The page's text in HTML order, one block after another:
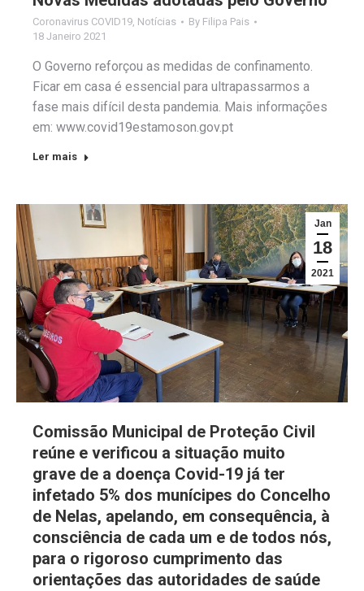
Coronavirus COVID19 Notícias By Filipa Pais
18 Janeiro 2021
O Governo reforçou as medidas de confinamento.
Ficar em casa é essencial para ultrapassarmos a
fase mais difícil desta pandemia. Mais informações
em: www.covid19estamoson.gov.pt
Ler mais
Jan
18
2021
Comissão Municipal de Proteção Civil
reúne e verificou a situação muito
grave de a doença Covid-19 já ter
infetado 5% dos munícipes do Concelho
de Nelas, apelando, em consequência, à
consciência de cada um e de todos nós,
para o rigoroso cumprimento das
orientações das autoridades de saúde